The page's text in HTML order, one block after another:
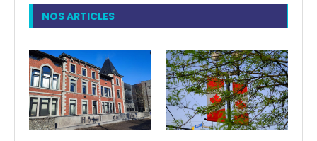
NOS ARTICLES